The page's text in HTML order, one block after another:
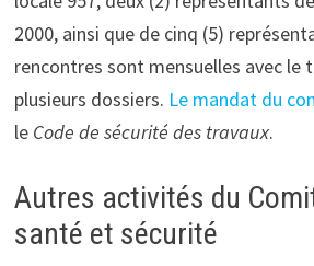
2000, ainsi que de cinq (5)
rencontres sont mensuelles avec le
plusieurs dossiers. Le mandat du
le Code de sécurité des travaux.
Autres activités du
santé et sécurité